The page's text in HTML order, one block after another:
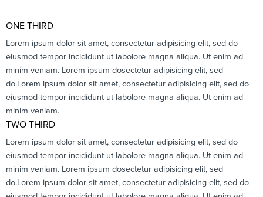
ONE THIRD
Lorem ipsum dolor sit amet, consectetur adipisicing elit, sed do
eiusmod tempor incididunt ut labolore magna aliqua. Ut enim ad
minim veniam. Lorem ipsum dosectetur adipisicing elit, sed
do.Lorem ipsum dolor sit amet, consectetur adipisicing elit, sed do
eiusmod tempor incididunt ut labolore magna aliqua. Ut enim ad
minim veniam.
TWO THIRD
Lorem ipsum dolor sit amet, consectetur adipisicing elit, sed do
eiusmod tempor incididunt ut labolore magna aliqua. Ut enim ad
minim veniam. Lorem ipsum dosectetur adipisicing elit, sed
do.Lorem ipsum dolor sit amet, consectetur adipisicing elit, sed do